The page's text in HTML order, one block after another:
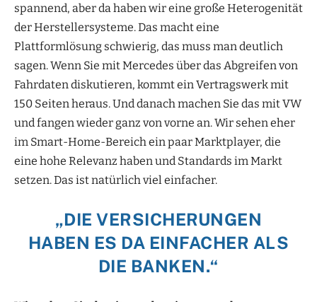
spannend, aber da haben wir eine große Heterogenität
der Herstellersysteme. Das macht eine
Plattformlösung schwierig, das muss man deutlich
sagen. Wenn Sie mit Mercedes über das Abgreifen von
Fahrdaten diskutieren, kommt ein Vertragswerk mit
150 Seiten heraus. Und danach machen Sie das mit VW
und fangen wieder ganz von vorne an. Wir sehen eher
im Smart-Home-Bereich ein paar Marktplayer, die
eine hohe Relevanz haben und Standards im Markt
setzen. Das ist natürlich viel einfacher.
„DIE VERSICHERUNGEN
HABEN ES DA EINFACHER ALS
DIE BANKEN.“